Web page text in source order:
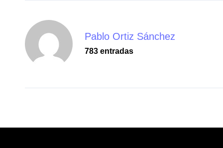
Pablo Ortiz Sánchez
783 entradas